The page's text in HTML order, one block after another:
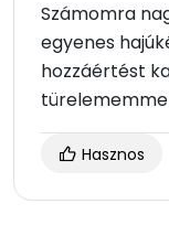
Számomra
egyenes
hozzáértést
Hasznos